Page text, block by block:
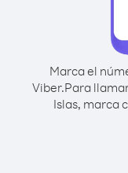
Marca el
Viber.Para
Islas, marca